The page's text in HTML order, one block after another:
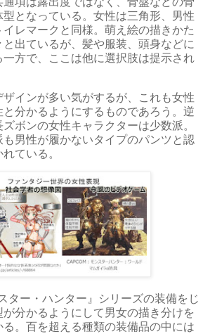
となっている。女性は三角形、男性
レマークと同様。萌え絵の描きかた
出ているが、髪や服装、頭身などに
方で、ここは他に選択肢は提示され
インが多い気がするが、これも女性
分かるようにするものであろう。逆
ボンの女性キャラクターは少数派。
男性が履かないタイプのパンツと認
ている。
ター・ハンター』シリーズの装備をじ
分かるようにして男女の描き分けを
る。百を超える種類の装備品の中には